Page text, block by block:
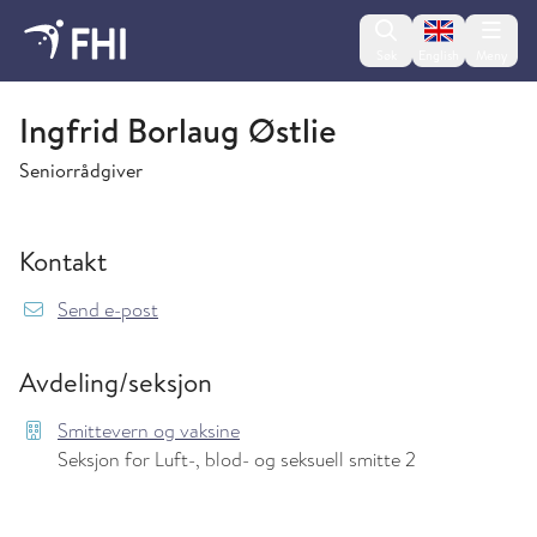
Change
Smittevern og vaksine
Ingfrid Borlaug Østlie
Seniorrådgiver
Kontakt
Send e-post{model.translations.sendEmailTo}
Avdeling/seksjon
Smittevern og vaksine
Seksjon for Luft-, blod- og seksuell smitte 2